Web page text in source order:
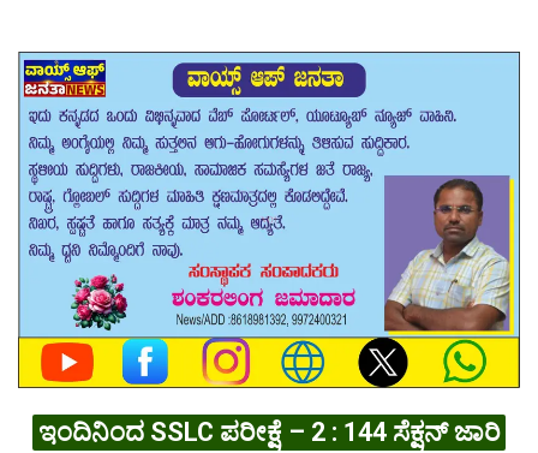
ಇಂದಿನಿಂದ SSLC ಪರೀಕ್ಷೆ – 2 : 144 ಸೆಕ್ಷನ್ ಜಾರಿ